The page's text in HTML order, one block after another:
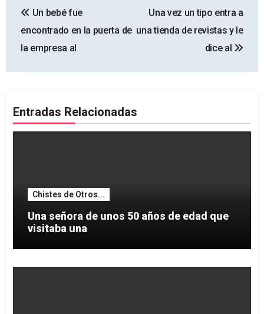
de
entradas
Un bebé fue
encontrado en la puerta de
la empresa al
Una vez un tipo entra a
una tienda de revistas y le
dice al
Entradas Relacionadas
Chistes de Otros...
Una señora de unos 50 años de edad que
visitaba una